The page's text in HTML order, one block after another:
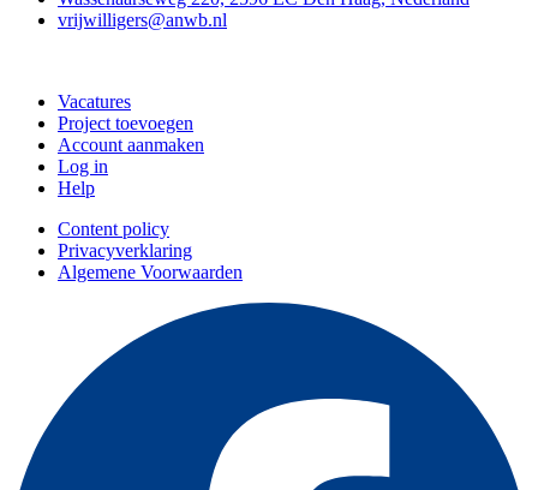
vrijwilligers@anwb.nl
Vacatures
Project toevoegen
Account aanmaken
Log in
Help
Content policy
Privacyverklaring
Algemene Voorwaarden